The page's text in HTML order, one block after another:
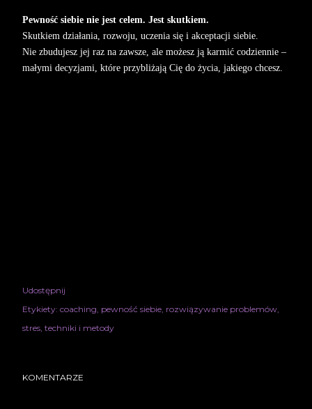
Pewność siebie nie jest celem. Jest skutkiem.
Skutkiem działania, rozwoju, uczenia się i akceptacji siebie.
Nie zbudujesz jej raz na zawsze, ale możesz ją karmić codziennie –
małymi decyzjami, które przybliżają Cię do życia, jakiego chcesz.
Udostępnij
Etykiety: coaching pewność siebie rozwiązywanie problemów
stres techniki i metody
KOMENTARZE